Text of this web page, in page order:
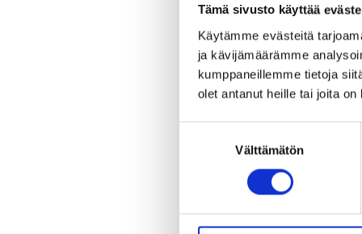
Tämä sivusto käyttää
Käytämme evästeitä
ja kävijämäärämme
kumppaneillemme tietoja
olet antanut heille tai joita
Välttämätön